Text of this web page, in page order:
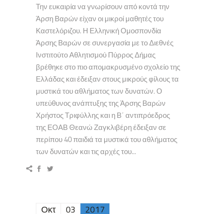
Την ευκαιρία να γνωρίσουν από κοντά την
Άρση Βαρών είχαν οι μικροί μαθητές του
Καστελόριζου. Η Ελληνική Ομοσπονδία
Άρσης Βαρών σε συνεργασία με το Διεθνές
Ινστιτούτο Αθλητισμού Πύρρος Δήμας
βρέθηκε στο πιο απομακρυσμένο σχολείο της
Ελλάδας και έδειξαν στους μικρούς φίλους τα
μυστικά του αθλήματος των δυνατών. Ο
υπεύθυνος ανάπτυξης της Άρσης Βαρών
Χρήστος Τριφύλλης και η Β΄ αντιπρόεδρος
της ΕΟΑΒ Θεανώ Ζαγκλιβέρη έδειξαν σε
περίπου 40 παιδιά τα μυστικά του αθλήματος
των δυνατών και τις αρχές του...
Οκτ 03 2017